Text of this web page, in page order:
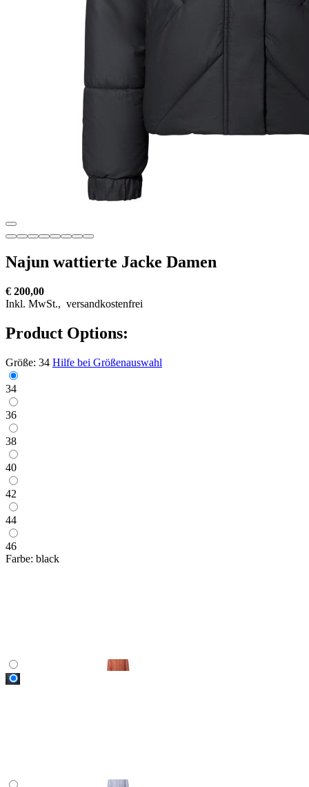
Najun wattierte Jacke Damen
€ 200,00
Inkl. MwSt., versandkostenfrei
Product Options:
Größe: 34 Hilfe bei Größenauswahl
34
36
38
40
42
44
46
Farbe: black